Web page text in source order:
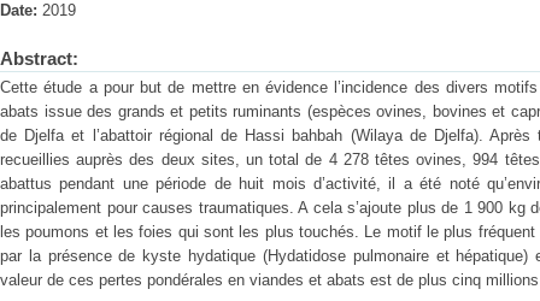
Date: 2019
Abstract:
Cette étude a pour but de mettre en évidence l’incidence des divers
abats issue des grands et petits ruminants (espèces ovines, bovines et
de Djelfa et l’abattoir régional de Hassi bahbah (Wilaya de Djelfa). Après
recueillies auprès des deux sites, un total de 4 278 têtes ovines, 994
abattus pendant une période de huit mois d’activité, il a été noté
principalement pour causes traumatiques. A cela s’ajoute plus de 1 900 kg
les poumons et les foies qui sont les plus touchés. Le motif le plus
par la présence de kyste hydatique (Hydatidose pulmonaire et
valeur de ces pertes pondérales en viandes et abats est de plus cinq